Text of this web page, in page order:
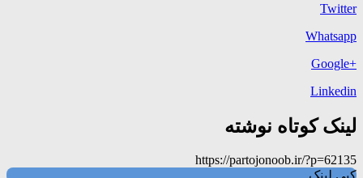
Twitter
Whatsapp
+Google
Linkedin
لینک کوتاه نوشته
https://partojonoob.ir/?p=62135